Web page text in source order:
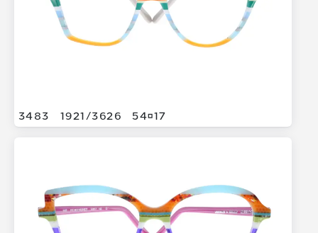
3483 1921/3626 5417